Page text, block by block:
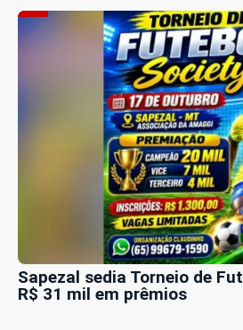
Sapezal sedia Torneio de
R$ 31 mil em prêmios